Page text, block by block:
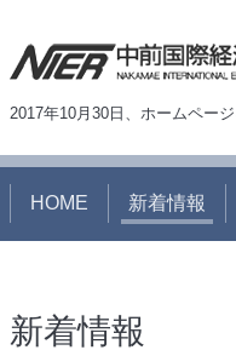
2017年10月30日、ホームペー
HOME 新着情報
新着情報